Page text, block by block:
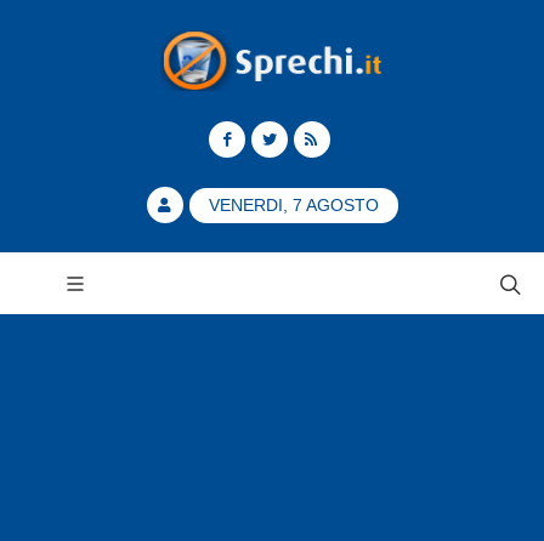
VENERDI, 7 AGOSTO